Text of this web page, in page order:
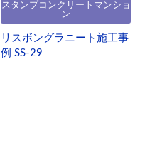
スタンプコンクリートマンショ
ン
リスボングラニート施工事
例 SS-29